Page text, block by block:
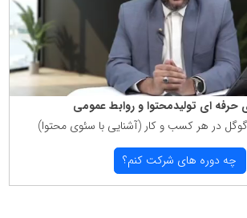
حرفه ای تولیدمحتوا و روابط عمومی
در هر كسب و كار (آشنایی با سئوی محتوا)
چه دوره های شركت كنم؟